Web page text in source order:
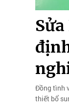
Đồng tình
thiết bổ